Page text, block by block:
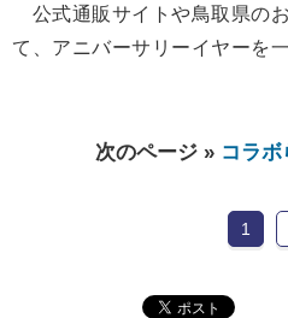
公式通販サイトや鳥取県の
て、アニバーサリーイヤーを
次のページ » コラ
1